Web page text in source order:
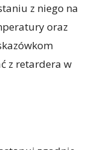
z niego na
oraz
z retardera w